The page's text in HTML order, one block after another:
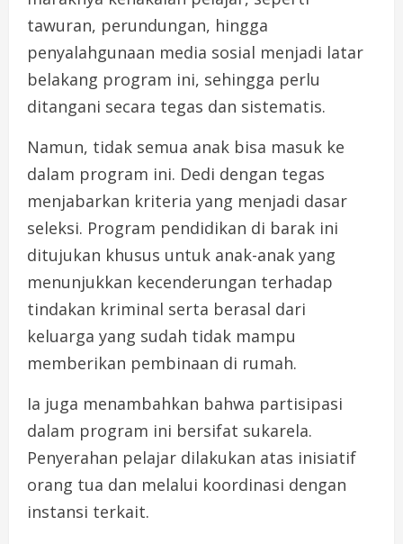
tawuran, perundungan, hingga
penyalahgunaan media sosial menjadi latar
belakang program ini, sehingga perlu
ditangani secara tegas dan sistematis.
Namun, tidak semua anak bisa masuk ke
dalam program ini. Dedi dengan tegas
menjabarkan kriteria yang menjadi dasar
seleksi. Program pendidikan di barak ini
ditujukan khusus untuk anak-anak yang
menunjukkan kecenderungan terhadap
tindakan kriminal serta berasal dari
keluarga yang sudah tidak mampu
memberikan pembinaan di rumah.
Ia juga menambahkan bahwa partisipasi
dalam program ini bersifat sukarela.
Penyerahan pelajar dilakukan atas inisiatif
orang tua dan melalui koordinasi dengan
instansi terkait.